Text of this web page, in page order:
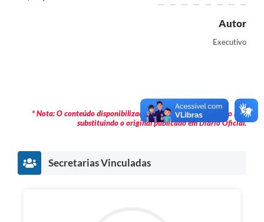
Autor
Executivo
* Nota: O conteúdo disponibilizado é meramente informativo não
substituindo o original publicado em Diário Oficial.
Secretarias Vinculadas